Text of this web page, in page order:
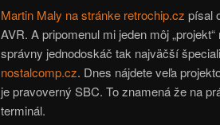
Martin Maly na stránke retrochip.cz písal
AVR. A pripomenul mi jeden môj
správny jednodoskáč tak najväčší
nostalcomp.cz. Dnes nájdete veľa
je pravoverný SBC. To znamená že na
terminál.